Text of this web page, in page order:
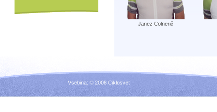
Janez Colnerič
Vsebina: © 2008 Ciklosvet